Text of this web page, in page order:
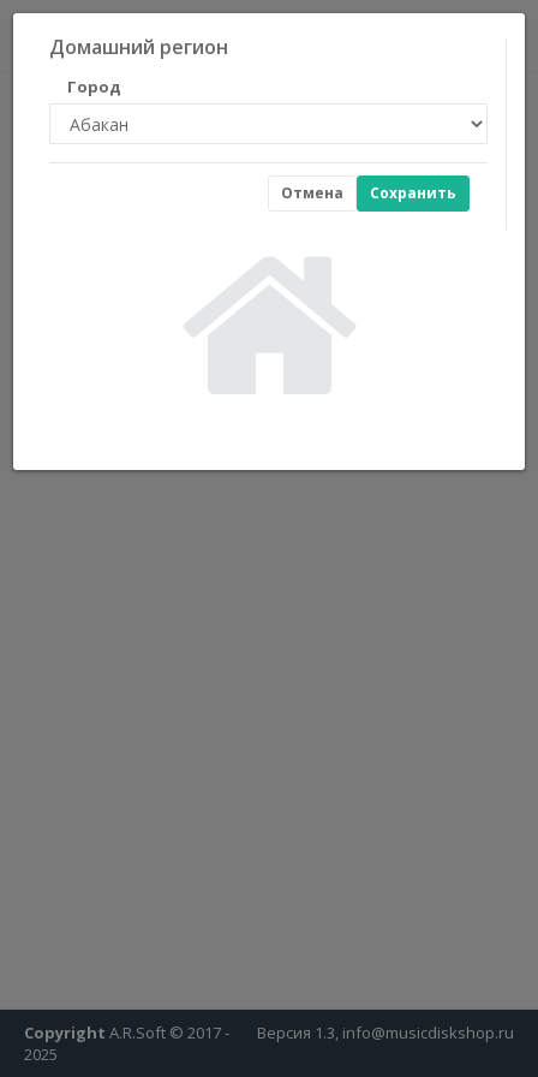
Домашний регион
Город
Сохранить
Отмена
Версия 1.3, info@musicdiskshop.ru
Copyright A.R.Soft © 2017 -
2025